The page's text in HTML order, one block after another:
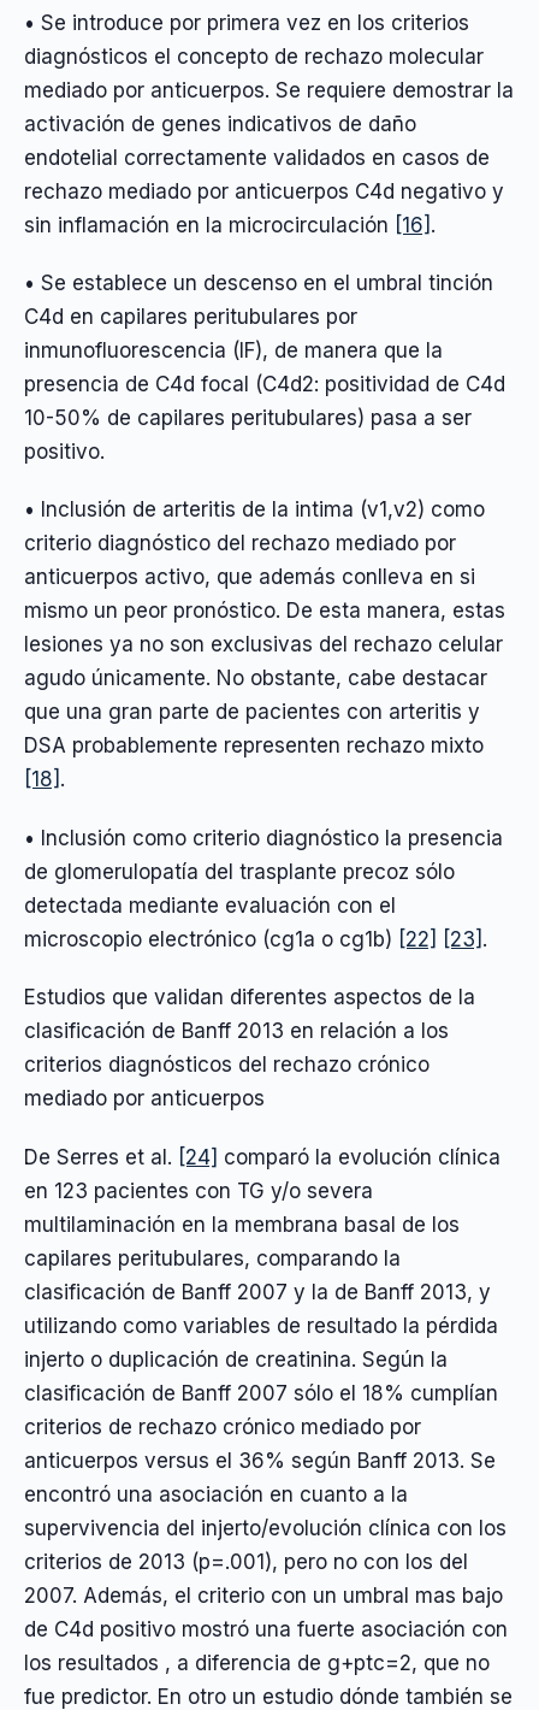
• Se introduce por primera vez en los criterios
diagnósticos el concepto de rechazo molecular
mediado por anticuerpos. Se requiere demostrar la
activación de genes indicativos de daño
endotelial correctamente validados en casos de
rechazo mediado por anticuerpos C4d negativo y
sin inflamación en la microcirculación [16] .
• Se establece un descenso en el umbral tinción
C4d en capilares peritubulares por
inmunofluorescencia (IF), de manera que la
presencia de C4d focal (C4d2: positividad de C4d
10-50% de capilares peritubulares) pasa a ser
positivo.
• Inclusión de arteritis de la intima (v1,v2) como
criterio diagnóstico del rechazo mediado por
anticuerpos activo, que además conlleva en si
mismo un peor pronóstico. De esta manera, estas
lesiones ya no son exclusivas del rechazo celular
agudo únicamente. No obstante, cabe destacar
que una gran parte de pacientes con arteritis y
DSA probablemente representen rechazo mixto
[18] .
• Inclusión como criterio diagnóstico la presencia
de glomerulopatía del trasplante precoz sólo
detectada mediante evaluación con el
microscopio electrónico (cg1a o cg1b) [22] [23] .
Estudios que validan diferentes aspectos de la
clasificación de Banff 2013 en relación a los
criterios diagnósticos del rechazo crónico
mediado por anticuerpos
De Serres et al. [24] comparó la evolución clínica
en 123 pacientes con TG y/o severa
multilaminación en la membrana basal de los
capilares peritubulares, comparando la
clasificación de Banff 2007 y la de Banff 2013, y
utilizando como variables de resultado la pérdida
injerto o duplicación de creatinina. Según la
clasificación de Banff 2007 sólo el 18% cumplían
criterios de rechazo crónico mediado por
anticuerpos versus el 36% según Banff 2013. Se
encontró una asociación en cuanto a la
supervivencia del injerto/evolución clínica con los
criterios de 2013 (p=.001), pero no con los del
2007. Además, el criterio con un umbral mas bajo
de C4d positivo mostró una fuerte asociación con
los resultados , a diferencia de g+ptc=2, que no
fue predictor. En otro un estudio dónde también se